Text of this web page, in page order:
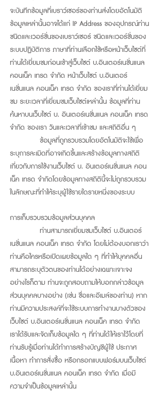
จะบันทึกข้อมูลที่เบราว์เซอร์ของท่านส่งโดยอัตโนมัติ
ข้อมูลเหล่านั้นอาจได้แก่ IP Address ของอุปกรณ์ท่าน
ชนิดและเวอร์ชั่นของเบราว์เซอร์ ชนิดและเวอร์ชั่นของ
ระบบปฏิบัติการ ภาษาที่ท่านเลือกใช้หรือหน้าเว็บไซต์ที่
ท่านได้เยี่ยมชมก่อนเข้าสู่เว็บไซต์ บ.อินเตอร์เนชั่นแนล
คอนเน็ค เทรด จำกัด หน้าเว็บไซต์ บ.อินเตอร์
เนชั่นแนล คอนเน็ค เทรด จำกัด ของเราที่ท่านได้เยี่ยม
ชม ระยะเวลาที่เยี่ยมชมเว็บไซต์เหล่านั้น ข้อมูลที่ท่าน
ค้นหาบนเว็บไซต์ บ. อินเตอร์เนชั่นแนล คอนเน็ค เทรด
จำกัด ของเรา วันและเวลาที่เข้าชม และสถิติอื่น ๆ
ข้อมูลที่ถูกรวบรวมโดยอัตโนมัติจะใช้เพื่อ
ระบุการละเมิดที่อาจเกิดขึ้นและสร้างข้อมูลทางสถิติ
เกี่ยวกับการใช้งานเว็บไซต์ บ. อินเตอร์เนชั่นแนล คอน
เน็ค เทรด จำกัดโดยข้อมูลทางสถิตินี้จะไม่ถูกรวบรวม
ในลักษณะที่ทำให้ระบุผู้ใช้รายใดรายหนึ่งของระบบ
การเก็บรวบรวมข้อมูลส่วนบุคคล
ท่านสามารถเยี่ยมชมเว็บไซต์ บ.อินเตอร์
เนชั่นแนล คอนเน็ค เทรด จำกัด โดยไม่ต้องบอกเราว่า
ท่านคือใครหรือเปิดเผยข้อมูลใด ๆ ที่ทำให้บุคคลอื่น
สามารถระบุตัวตนของท่านได้อย่างเฉพาะเจาะจง
อย่างไรก็ตาม ท่านจะถูกสอบถามให้บอกกล่าวข้อมูล
ส่วนบุคคลบางอย่าง (เช่น ชื่อและอีเมล์ของท่าน) หาก
ท่านมีความประสงค์ที่จะใช้ระบบการทำงานบางตัวของ
เว็บไซต์ บ.อินเตอร์เนชั่นแนล คอนเน็ค เทรด จำกัด
เราได้รับและจัดเก็บข้อมูลใด ๆ ที่ท่านได้ให้เราไว้โดยที่
ท่านรับรู้เมื่อท่านได้ทำการสร้างบัญชีผู้ใช้ ประกาศ
เนื้อหา ทำการสั่งซื้อ หรือกรอกแบบฟอร์มบนเว็บไซต์
บ.อินเตอร์เนชั่นแนล คอนเน็ค เทรด จำกัด เมื่อมี
ความจำเป็นข้อมูลเหล่านั้น